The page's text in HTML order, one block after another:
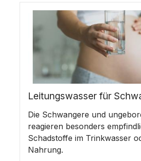
Leitungswasser für
Die Schwangere und
reagieren besonders
Schadstoffe im Trinkwasser
Nahrung.